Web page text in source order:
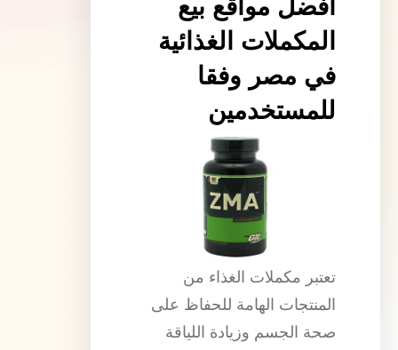
أفضل مواقع بيع
المكملات الغذائية
في مصر وفقا
للمستخدمين
تعتبر مكملات الغذاء من
المنتجات الهامة للحفاظ على
صحة الجسم وزيادة اللياقة